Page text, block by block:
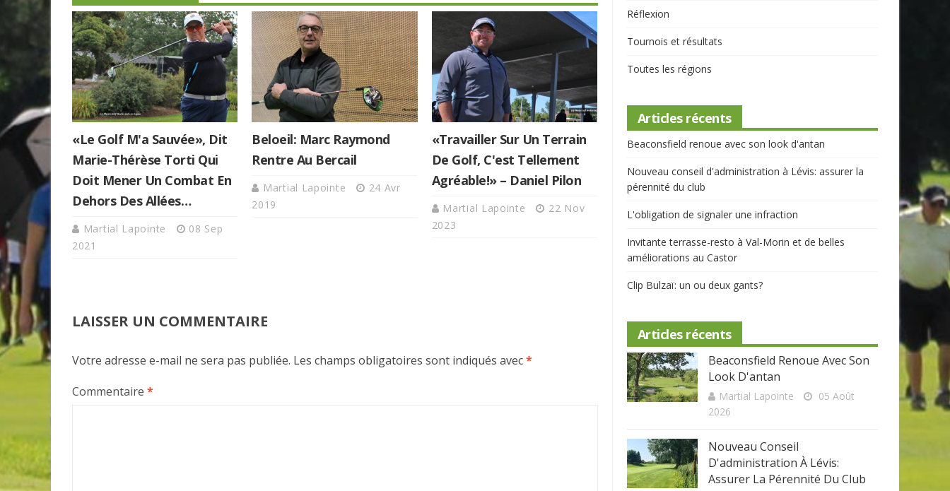
«Le Golf M'a Sauvée», Dit
Marie-Thérèse Torti Qui
Doit Mener Un Combat En
Dehors Des Allées…
Martial Lapointe
08 Sep
2021
Beloeil: Marc Raymond
Rentre Au Bercail
Martial Lapointe
24 Avr
2019
«Travailler Sur Un Terrain
De Golf, C'est Tellement
Agréable!» – Daniel Pilon
Martial Lapointe
22 Nov
2023
LAISSER UN COMMENTAIRE
Votre adresse e-mail ne sera pas publiée. Les champs obligatoires sont indiqués avec*
Commentaire *
Réflexion
Tournois et résultats
Toutes les régions
Articles récents
Beaconsfield renoue avec son look d'antan
Nouveau conseil d'administration à Lévis: assurer la
pérennité du club
L'obligation de signaler une infraction
Invitante terrasse-resto à Val-Morin et de belles
améliorations au Castor
Clip Bulzaï: un ou deux gants?
Articles récents
Beaconsfield Renoue Avec Son
Look D'antan
Martial Lapointe
05 Août
2026
Nouveau Conseil
D'administration À Lévis:
Assurer La Pérennité Du Club